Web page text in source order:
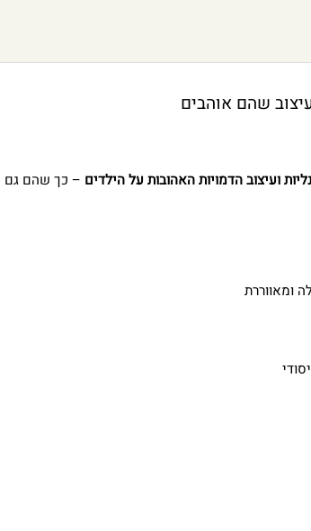
ועיצוב הדמויות האהובות על הילדים – כך שהם גם
ומאווררת